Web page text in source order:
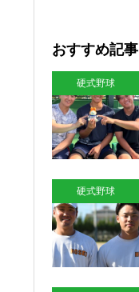
おすすめ記事
硬式野球
硬式野球